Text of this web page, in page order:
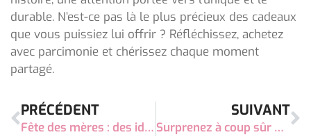
durable. N’est-ce pas là le plus précieux des cadeaux
que vous puissiez lui offrir ? Réfléchissez, achetez
avec parcimonie et chérissez chaque moment
partagé.
PRÉCÉDENT
Fête des mères : des idées cadeaux qui feront chaud au cœur
SUIVANT
Surprenez à coup sûr un enfant de 6 ans avec ces idées de cadeaux magiques !